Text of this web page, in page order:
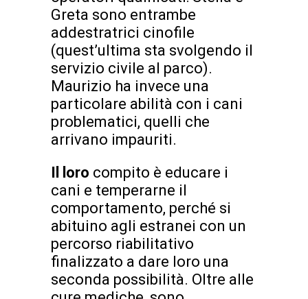
Greta sono entrambe
addestratrici cinofile
(quest’ultima sta svolgendo il
servizio civile al parco).
Maurizio ha invece una
particolare abilità con i cani
problematici, quelli che
arrivano impauriti.
Il loro compito è educare i
cani e temperarne il
comportamento, perché si
abituino agli estranei con un
percorso riabilitativo
finalizzato a dare loro una
seconda possibilità. Oltre alle